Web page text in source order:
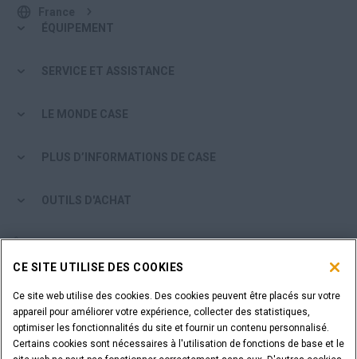
ÉQUIPEMENT
SERVICE ET ASSISTANCE
LE MONDE CASE
PLUS D’INFORMATIONS DE CASE
OUTILS D'ACHAT
ÊTES-VOUS UN CONCESSIONNAIRE ?
VOUS SOUHAITEZ DEVENIR CONCESSIONNAIRE ?
SOUMETTEZ VOTRE DEMANDE
CE SITE UTILISE DES COOKIES
Ce site web utilise des cookies. Des cookies peuvent être placés sur votre
appareil pour améliorer votre expérience, collecter des statistiques,
optimiser les fonctionnalités du site et fournir un contenu personnalisé.
Certains cookies sont nécessaires à l'utilisation de fonctions de base et le